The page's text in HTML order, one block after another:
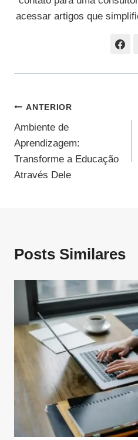
acessar artigos que
Navegação
De
Post
ANTERIOR
Ambiente de
Aprendizagem:
Transforme a Educação
Através Dele
Posts Similares